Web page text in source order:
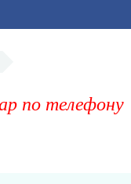
по телефону